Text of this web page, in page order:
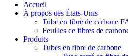
Accueil
À propos des États-Unis
Tube en fibre de carbone
Feuilles de fibres de
Produits
Tubes en fibre de carbone